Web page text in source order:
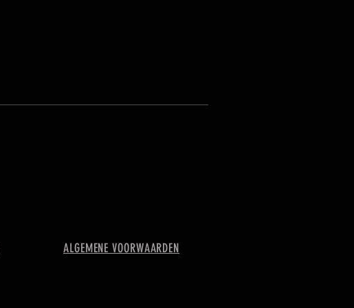
ALGEMENE VOORWAARDEN